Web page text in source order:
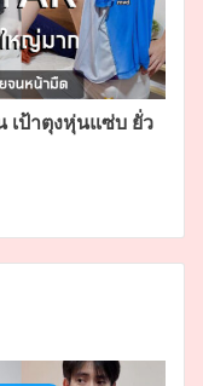
เป้าตุงหุ่นแซ่บ ยั่ว